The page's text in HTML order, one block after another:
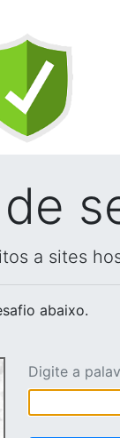
a sites
abaixo.
Digite a